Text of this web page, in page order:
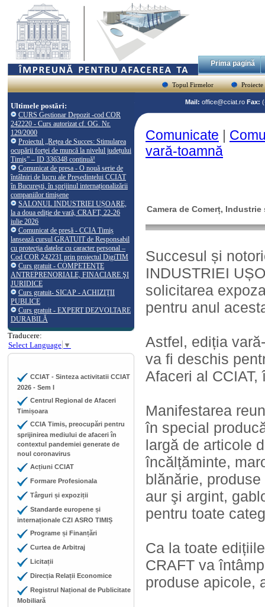
Prima pagină
Topul Firmelor Proiecte
Ultimele postări:
CURS Gestionar Depozit -cod COR
242220 - Curs autorizat cf. OG. Nr.
129/2000
Proiectul „Rețea de Succes: Stimularea
ocupării forței de muncă la nivelul județului
Timiș” – ID 336348 continuă!
Comunicat de presa - O nouă serie de
întâlniri de lucru ale Președintelui CCIAT
în București, în sprijinul internaționalizării
companiilor timișene
SALONUL INDUSTRIEI UȘOARE,
la a doua ediție de vară, CRAFT, 22-26
iulie 2026
Comunicat de presă - CCIA Timiș
lansează cursul GRATUIT de Responsabil
cu protecția datelor cu caracter personal –
Cod COR 242231 prin proiectul DigiTIM
Curs gratuit - COMPETENŢE
ANTREPRENORIALE, FINACIARE ŞI
JURIDICE
Curs gratuit- SICAP - ACHIZIŢII
PUBLICE
Curs gratuit - EXPERT DEZVOLTARE
DURABILĂ
Traducere:
Select Language ▼
CCIAT - Sinteza activitatii CCIAT
2026 - Sem I
Centrul Regional de Afaceri
Timișoara
CCIA Timis, preocupări pentru
sprijinirea mediului de afaceri în
contextul pandemiei generate de
noul coronavirus
Acțiuni CCIAT
Formare Profesionala
Târguri și expoziții
Standarde europene și
internaționale CZI ASRO TIMIȘ
Programe și Finanțări
Curtea de Arbitraj
Licitații
Direcția Relații Economice
Registrul Național de Publicitate
Mobiliară
Mail: office@cciat.ro Fax:
Comunicate |
vară-toamnă
Camera de Comerț,
Succesul și
INDUSTRIEI
solicitarea
pentru anul
Astfel, ediția
va fi deschis
Afaceri al
Manifestarea
în special
largă de articole
încălțăminte,
blănărie,
aur şi argint,
pentru toate
Ca la toate
CRAFT va
produse apicole,